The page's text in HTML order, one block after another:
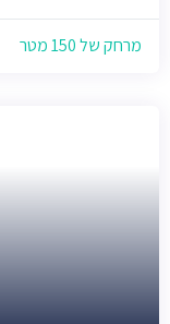
מרחק של 150 מטר